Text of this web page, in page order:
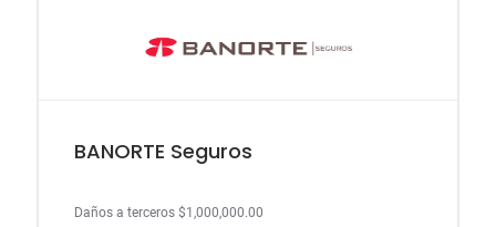
BANORTE Seguros
Daños a terceros $1,000,000.00